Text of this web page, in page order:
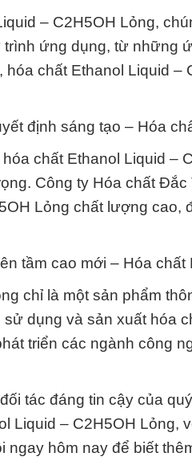
– C2H5OH Lỏng,
ứng dụng, từ những
chất Ethanol Liquid –
định sáng tạo – Hóa
chất Ethanol Liquid –
Công ty Hóa chất
Lỏng chất lượng cao,
tầm cao mới – Hóa
chỉ là một sản phẩm
dụng và sản xuất hóa
triển các ngành công
tác đáng tin cậy của
Liquid – C2H5OH Lỏng,
hôm nay để biết